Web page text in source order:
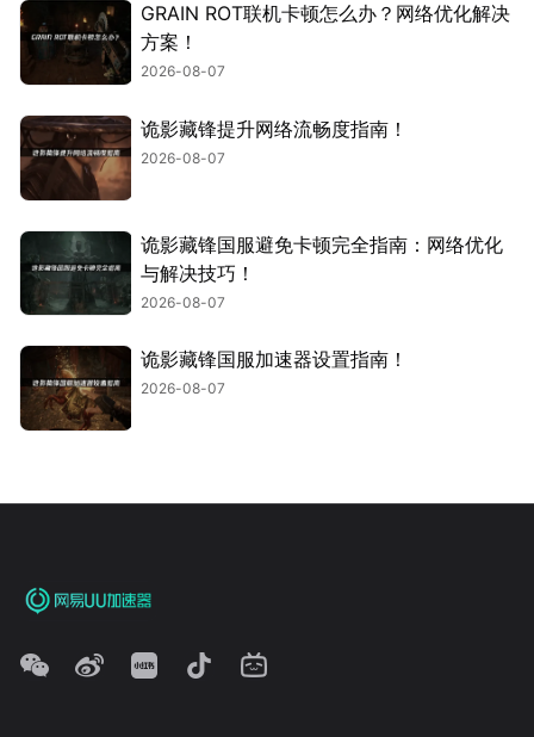
GRAIN ROT联机卡顿怎么办？网络优化解决
方案！
2026-08-07
诡影藏锋提升网络流畅度指南！
2026-08-07
诡影藏锋国服避免卡顿完全指南：网络优化
与解决技巧！
2026-08-07
诡影藏锋国服加速器设置指南！
2026-08-07